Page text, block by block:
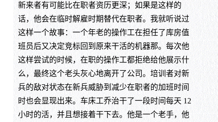
新来者有可能比在职者资历更深；如果是这样的
话，他会在临时解雇时期替代在职者。我就听说过
这样一个故事：一个年老的操作工在担任了库房值
班员后又决定竞标回到原来干活的机器那。每次他
这样尝试的时候，在职的操作工都拒绝给他展示什
么，最终这个老头灰心地离开了公司。培训者对新
兵的敌对状态在新兵威胁到减少在职者的加班时间
时也会显现出来。车床工乔治干了一段时间每天 12
小时的活，并且想接着干下去。他是一个老手，他